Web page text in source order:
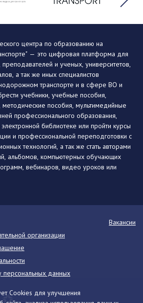
Cookies для улучшения
центра по образованию на
— это цифровая платформа для
преподавателей и ученых, университетов,
а так же иных специалистов
транспорте и в сфере ВО и
учебники, учебные пособия,
пособия, мультимедийные
профессионального образования,
библиотеке или пройти курсы
и профессиональной переподготовки с
технологий, а так же стать авторами
альбомов, компьютерных обучающих
вебинаров, видео уроков или
Вакансии
организации
персональных данных